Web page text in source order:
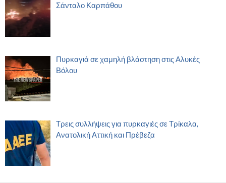
Σάνταλο Καρπάθου
Πυρκαγιά σε χαμηλή βλάστηση στις Αλυκές
Βόλου
Τρεις συλλήψεις για πυρκαγιές σε Τρίκαλα,
Ανατολική Αττική και Πρέβεζα